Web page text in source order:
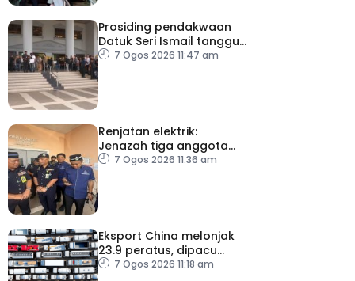
Prosiding pendakwaan
Datuk Seri Ismail tangguh
ke 27 Ogos, kini dirawat
7 Ogos 2026 11:47 am
Renjatan elektrik:
Jenazah tiga anggota
polis dibawa pulang
7 Ogos 2026 11:36 am
Eksport China melonjak
23.9 peratus, dipacu
permintaan teknologi AI
7 Ogos 2026 11:18 am